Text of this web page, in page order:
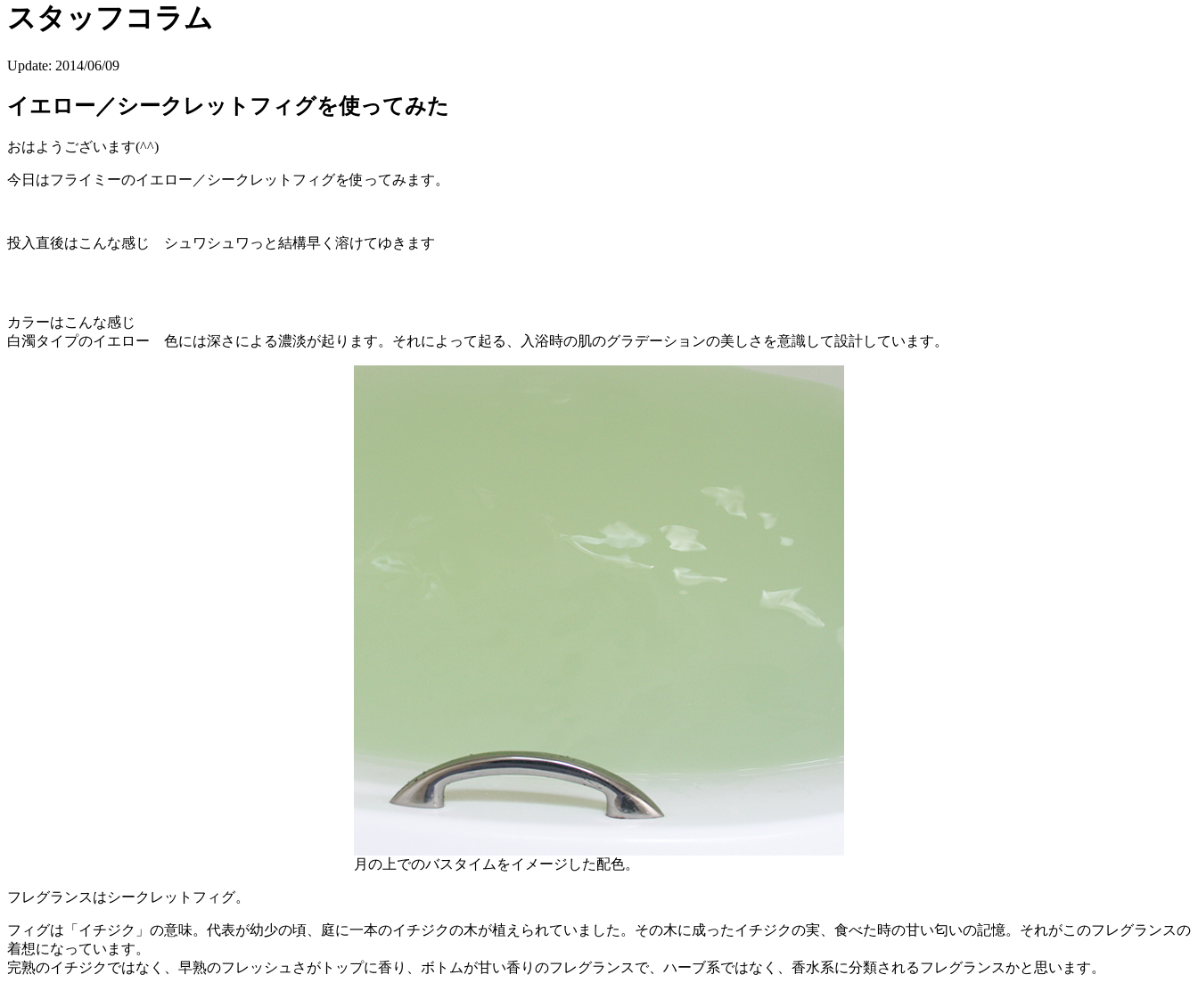
スタッフコラム
Update: 2014/06/09
イエロー／シークレットフィグを使ってみた
おはようございます(^^)
今日はフライミーのイエロー／シークレットフィグを使ってみます。
投入直後はこんな感じ シュワシュワっと結構早く溶けてゆきます
カラーはこんな感じ
白濁タイプのイエロー 色には深さによる濃淡が起ります。それによって起る、入浴時の肌のグラデーションの美しさを意識して設計しています。
月の上でのバスタイムをイメージした配色。
フレグランスはシークレットフィグ。
フィグは「イチジク」の意味。代表が幼少の頃、庭に一本のイチジクの木が植えられていました。その木に成ったイチジクの実、食べた時の甘い匂いの記憶。それがこのフレグランスの
着想になっています。
完熟のイチジクではなく、早熟のフレッシュさがトップに香り、ボトムが甘い香りのフレグランスで、ハーブ系ではなく、香水系に分類されるフレグランスかと思います。